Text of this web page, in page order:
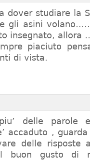
dover studiare la
gli asini
insegnato,
piaciuto
di vista.
delle parole
accaduto , guarda
delle risposte
buon gusto di